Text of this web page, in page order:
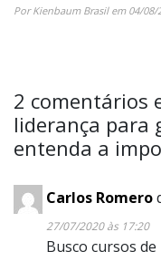
Por Kienbaum Brasil em 04/08/
2 comentários
liderança para
entenda a
Carlos Romero
27/07/2020 às 17:20
Busco cursos